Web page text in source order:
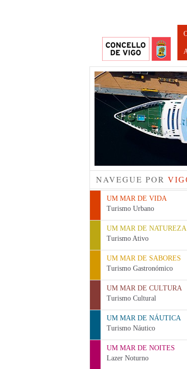
NAVEGUE POR
UM MAR DE VIDA
Turismo Urbano
UM MAR DE NATUREZA
Turismo Ativo
UM MAR DE SABORES
Turismo Gastronómico
UM MAR DE CULTURA
Turismo Cultural
UM MAR DE NÁUTICA
Turismo Náutico
UM MAR DE NOITES
Lazer Noturno